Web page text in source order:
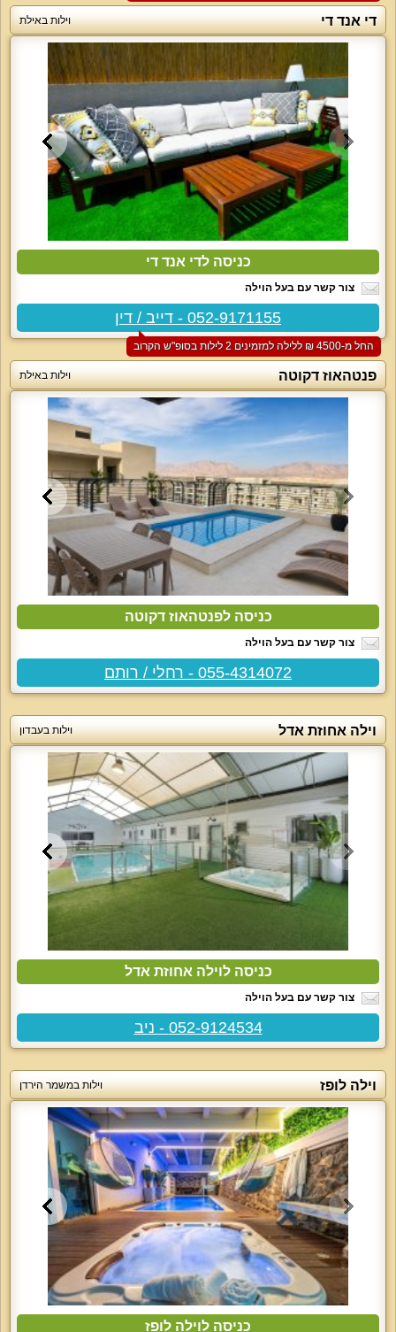
די אנד די וילות באילת
כניסה לדי אנד די
צור קשר עם בעל הוילה
052-9171155 - דייב / דין
החל מ-‏4500 ₪ ללילה למזמינים 2 לילות בסופ"ש הקרוב
פנטהאוז דקוטה וילות באילת
כניסה לפנטהאוז דקוטה
צור קשר עם בעל הוילה
055-4314072 - רחלי / רותם
וילה אחוזת אדל וילות בעבדון
כניסה לוילה אחוזת אדל
צור קשר עם בעל הוילה
052-9124534 - ניב
וילה לופז וילות במשמר הירדן
כניסה לוילה לופז